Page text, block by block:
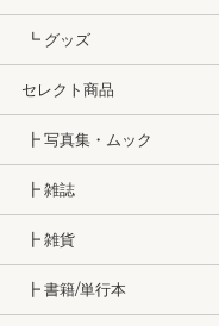
┗ グッズ
セレクト商品
┣ 写真集・ムック
┣ 雑誌
┣ 雑貨
┣ 書籍/単行本